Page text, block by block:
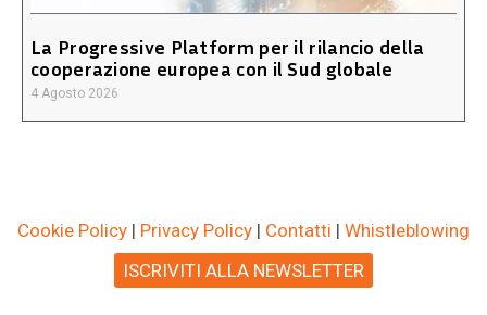
La Progressive Platform per il rilancio della
cooperazione europea con il Sud globale
4 Agosto 2026
Cookie Policy | Privacy Policy | Contatti | Whistleblowing
ISCRIVITI ALLA NEWSLETTER